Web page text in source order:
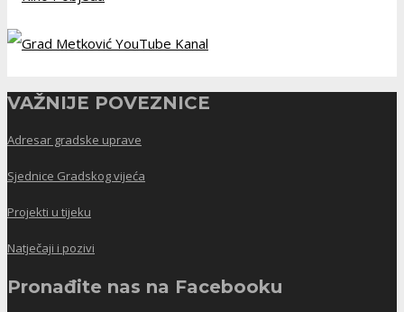
VAŽNIJE POVEZNICE
Adresar gradske uprave
Sjednice Gradskog vijeća
Projekti u tijeku
Natječaji i pozivi
Pronađite nas na Facebooku